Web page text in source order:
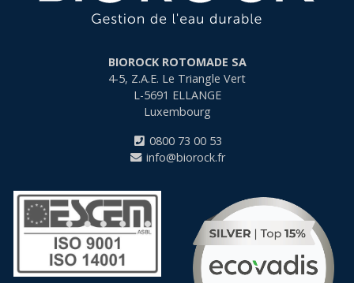
BIOROCK ROTOMADE SA
4-5, Z.A.E. Le Triangle Vert
L-5691 ELLANGE
Luxembourg
0800 73 00 53
info@biorock.fr